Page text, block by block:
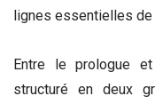
lignes essentielles de
Entre le prologue
structuré en deux